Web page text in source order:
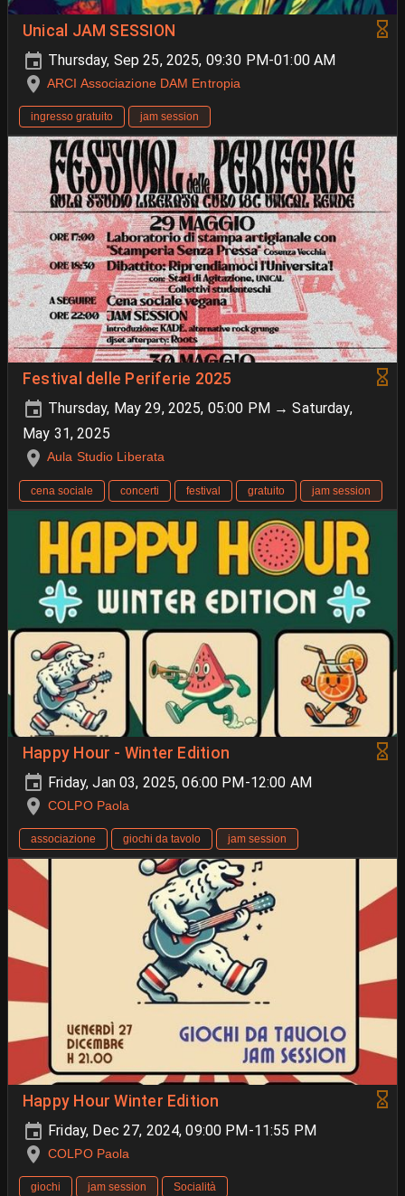
Unical JAM SESSION
Thursday, Sep 25, 2025, 09:30 PM-01:00 AM
ARCI Associazione DAM Entropia
ingresso gratuito jam session
Festival delle Periferie 2025
Thursday, May 29, 2025, 05:00 PM → Saturday,
May 31, 2025
Aula Studio Liberata
cena sociale concerti festival gratuito jam session
Happy Hour - Winter Edition
Friday, Jan 03, 2025, 06:00 PM-12:00 AM
COLPO Paola
associazione giochi da tavolo jam session
Happy Hour Winter Edition
Friday, Dec 27, 2024, 09:00 PM-11:55 PM
COLPO Paola
giochi jam session Socialità